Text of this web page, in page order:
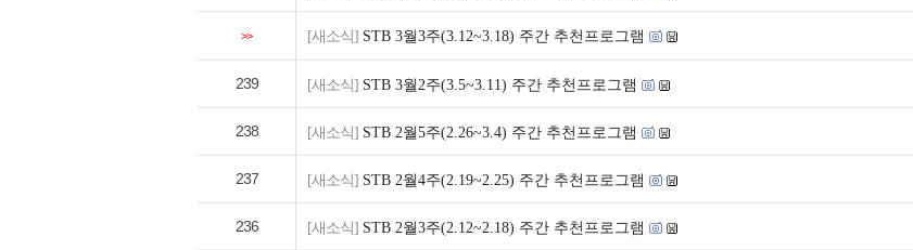
>> [새소식] STB 3월3주(3.12~3.18) 주간 추천프로그램
239 [새소식] STB 3월2주(3.5~3.11) 주간 추천프로그램
238 [새소식] STB 2월5주(2.26~3.4) 주간 추천프로그램
237 [새소식] STB 2월4주(2.19~2.25) 주간 추천프로그램
236 [새소식] STB 2월3주(2.12~2.18) 주간 추천프로그램